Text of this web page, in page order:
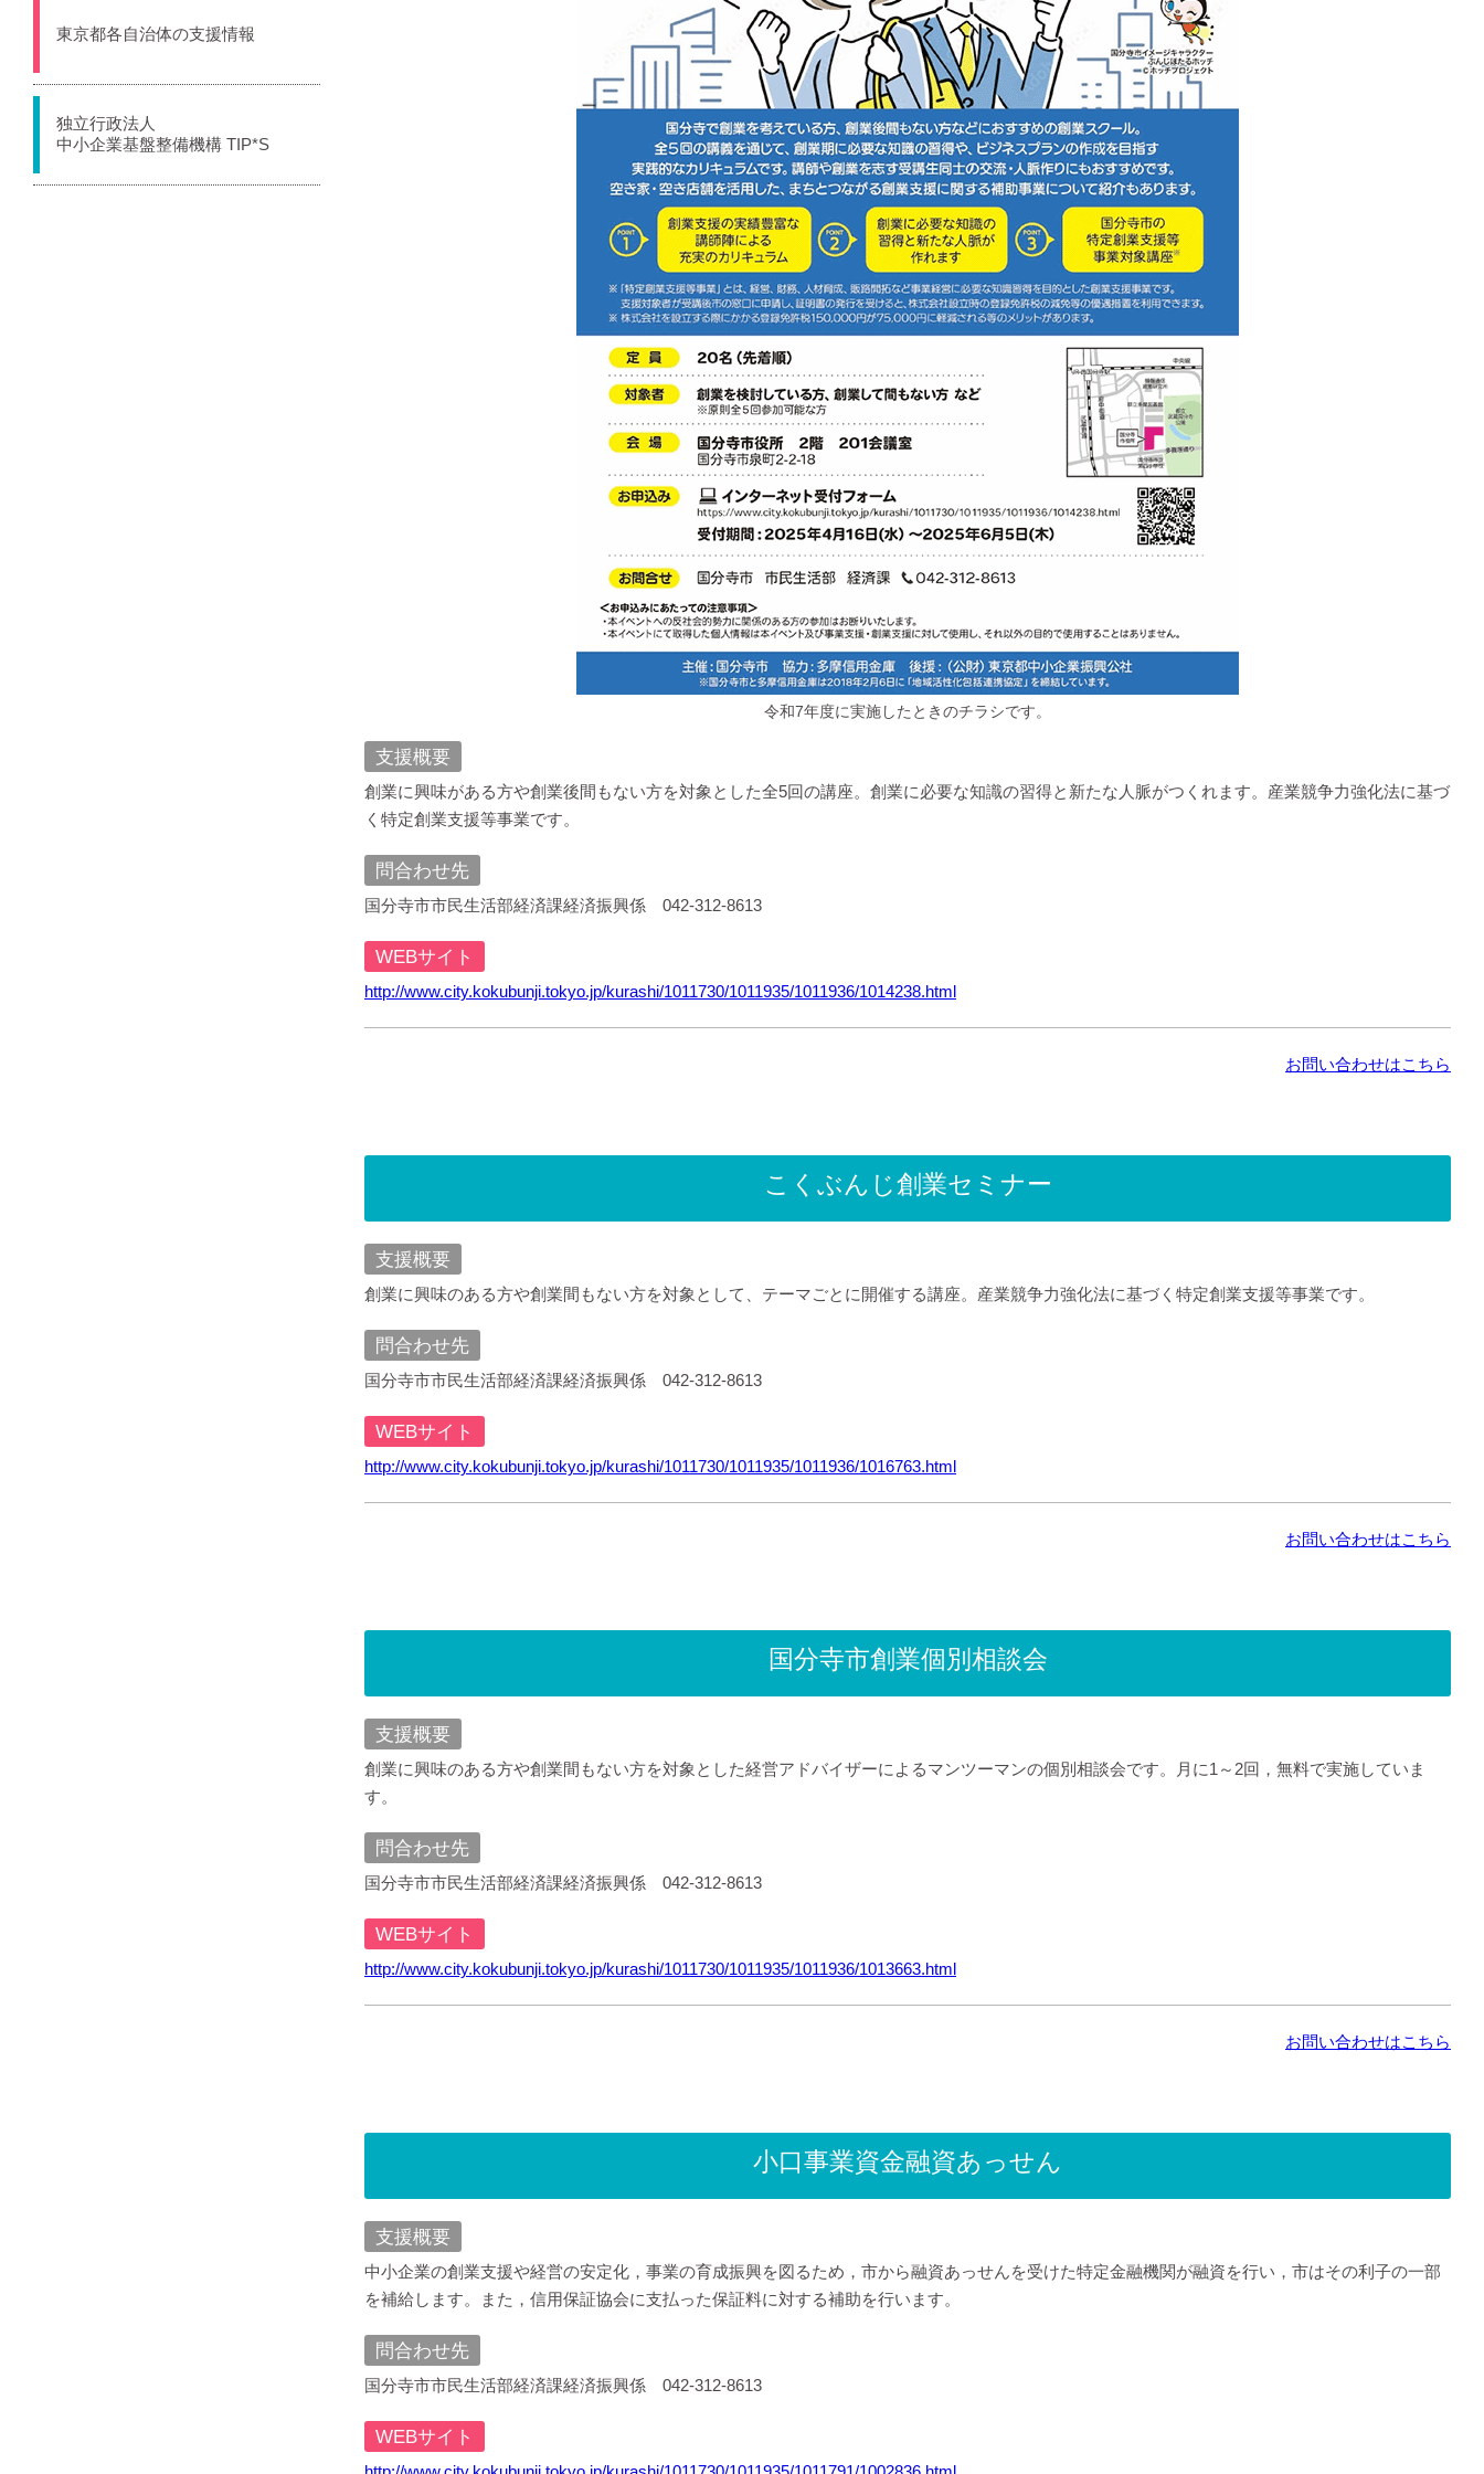
令和7年度に実施したときのチラシです。
支援概要
創業に興味がある方や創業後間もない方を対象とした全5回の講座。創業に必要な知識の習得と新たな人脈がつくれます。産業競争力強化法に基づ
く特定創業支援等事業です。
問合わせ先
国分寺市市民生活部経済課経済振興係 042-312-8613
WEBサイト
http://www.city.kokubunji.tokyo.jp/kurashi/1011730/1011935/1011936/1014238.html
お問い合わせはこちら
こくぶんじ創業セミナー
支援概要
創業に興味のある方や創業間もない方を対象として、テーマごとに開催する講座。産業競争力強化法に基づく特定創業支援等事業です。
問合わせ先
国分寺市市民生活部経済課経済振興係 042-312-8613
WEBサイト
http://www.city.kokubunji.tokyo.jp/kurashi/1011730/1011935/1011936/1016763.html
お問い合わせはこちら
国分寺市創業個別相談会
支援概要
創業に興味のある方や創業間もない方を対象とした経営アドバイザーによるマンツーマンの個別相談会です。月に1～2回，無料で実施していま
す。
問合わせ先
国分寺市市民生活部経済課経済振興係 042-312-8613
WEBサイト
http://www.city.kokubunji.tokyo.jp/kurashi/1011730/1011935/1011936/1013663.html
お問い合わせはこちら
小口事業資金融資あっせん
支援概要
中小企業の創業支援や経営の安定化，事業の育成振興を図るため，市から融資あっせんを受けた特定金融機関が融資を行い，市はその利子の一部
を補給します。また，信用保証協会に支払った保証料に対する補助を行います。
問合わせ先
国分寺市市民生活部経済課経済振興係 042-312-8613
WEBサイト
東京都各自治体の支援情報
独立行政法人
中小企業基盤整備機構 TIP*S